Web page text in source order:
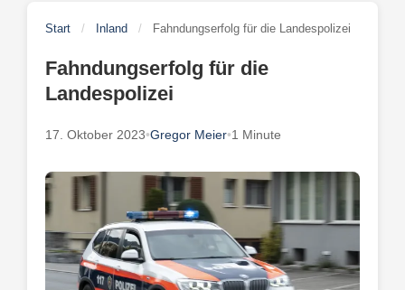
Start / Inland / Fahndungserfolg für die Landespolizei
Fahndungserfolg für die
Landespolizei
17. Oktober 2023•Gregor Meier•1 Minute